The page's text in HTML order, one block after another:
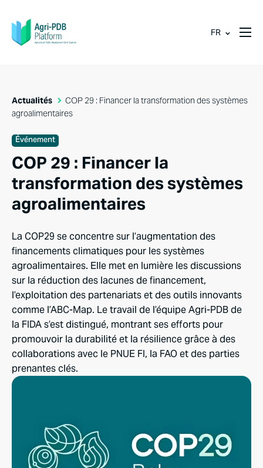
FR
Actualités
COP 29 : Financer la transformation des systèmes
agroalimentaires
Événement
COP 29 : Financer la
transformation des systèmes
agroalimentaires
La COP29 seconcentresur l’augmentation des
financementsclimatiques pour lessystèmes
agroalimentaires. Elle meten lumière lesdiscussions
sur la réduction des lacunesdefinancement,
l’exploitation des partenariatsetdesoutils innovants
comme l’ABC-Map. Letravail de l’équipeAgri-PDBde
la FIDAs’estdistingué, montrantsesefforts pour
promouvoir la durabilitéet la résiliencegrâceà des
collaborationsavec le PNUE FI, la FAOetdes parties
prenantesclés.